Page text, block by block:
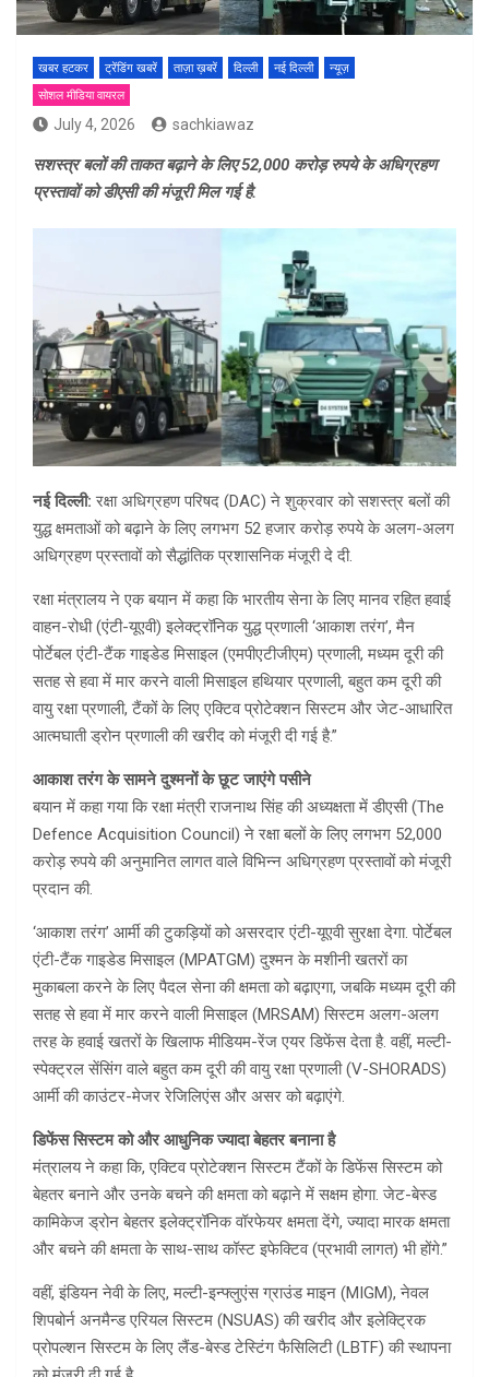
खबर हटकर ट्रेंडिंग खबरें ताज़ा ख़बरें दिल्ली नई दिल्ली
न्यूज़
सोशल मीडिया वायरल
July 4, 2026 sachkiawaz
सशस्त्र बलों की ताकत बढ़ाने के लिए 52,000 करोड़ रुपये के अधिग्रहण
प्रस्तावों को डीएसी की मंजूरी मिल गई है.
नई दिल्ली: रक्षा अधिग्रहण परिषद (DAC) ने शुक्रवार को सशस्त्र बलों की
युद्ध क्षमताओं को बढ़ाने के लिए लगभग 52 हजार करोड़ रुपये के अलग-अलग
अधिग्रहण प्रस्तावों को सैद्धांतिक प्रशासनिक मंजूरी दे दी.
रक्षा मंत्रालय ने एक बयान में कहा कि भारतीय सेना के लिए मानव रहित हवाई
वाहन-रोधी (एंटी-यूएवी) इलेक्ट्रॉनिक युद्ध प्रणाली ‘आकाश तरंग’, मैन
पोर्टेबल एंटी-टैंक गाइडेड मिसाइल (एमपीएटीजीएम) प्रणाली, मध्यम दूरी की
सतह से हवा में मार करने वाली मिसाइल हथियार प्रणाली, बहुत कम दूरी की
वायु रक्षा प्रणाली, टैंकों के लिए एक्टिव प्रोटेक्शन सिस्टम और जेट-आधारित
आत्मघाती ड्रोन प्रणाली की खरीद को मंजूरी दी गई है.”
आकाश तरंग के सामने दुश्मनों के छूट जाएंगे पसीने
बयान में कहा गया कि रक्षा मंत्री राजनाथ सिंह की अध्यक्षता में डीएसी (The
Defence Acquisition Council) ने रक्षा बलों के लिए लगभग 52,000
करोड़ रुपये की अनुमानित लागत वाले विभिन्न अधिग्रहण प्रस्तावों को मंजूरी
प्रदान की.
‘आकाश तरंग’ आर्मी की टुकड़ियों को असरदार एंटी-यूएवी सुरक्षा देगा. पोर्टेबल
एंटी-टैंक गाइडेड मिसाइल (MPATGM) दुश्मन के मशीनी खतरों का
मुकाबला करने के लिए पैदल सेना की क्षमता को बढ़ाएगा, जबकि मध्यम दूरी की
सतह से हवा में मार करने वाली मिसाइल (MRSAM) सिस्टम अलग-अलग
तरह के हवाई खतरों के खिलाफ मीडियम-रेंज एयर डिफेंस देता है. वहीं, मल्टी-
स्पेक्ट्रल सेंसिंग वाले बहुत कम दूरी की वायु रक्षा प्रणाली (V-SHORADS)
आर्मी की काउंटर-मेजर रेजिलिएंस और असर को बढ़ाएंगे.
डिफेंस सिस्टम को और आधुनिक ज्यादा बेहतर बनाना है
मंत्रालय ने कहा कि, एक्टिव प्रोटेक्शन सिस्टम टैंकों के डिफेंस सिस्टम को
बेहतर बनाने और उनके बचने की क्षमता को बढ़ाने में सक्षम होगा. जेट-बेस्ड
कामिकेज ड्रोन बेहतर इलेक्ट्रॉनिक वॉरफेयर क्षमता देंगे, ज्यादा मारक क्षमता
और बचने की क्षमता के साथ-साथ कॉस्ट इफेक्टिव (प्रभावी लागत) भी होंगे.”
वहीं, इंडियन नेवी के लिए, मल्टी-इन्फ्लुएंस ग्राउंड माइन (MIGM), नेवल
शिपबोर्न अनमैन्ड एरियल सिस्टम (NSUAS) की खरीद और इलेक्ट्रिक
प्रोपल्शन सिस्टम के लिए लैंड-बेस्ड टेस्टिंग फैसिलिटी (LBTF) की स्थापना